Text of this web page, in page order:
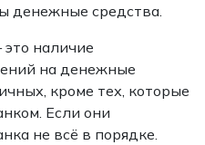
денежные средства.
наличие
на денежные
кроме тех, которые
Если они
не всё в порядке.